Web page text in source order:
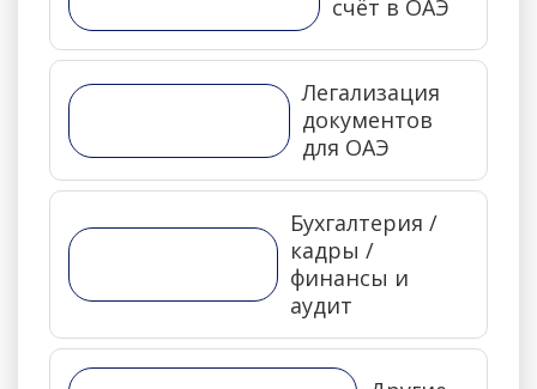
счёт в ОАЭ
Легализация
документов
для ОАЭ
Бухгалтерия /
кадры /
финансы и
аудит